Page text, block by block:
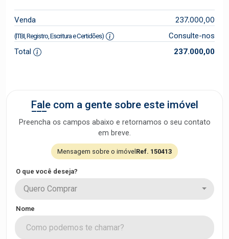
Venda 237.000,00
(ITBI, Registro, Escritura e Certidões)
Consulte-nos
Total
237.000,00
Fale com a gente sobre este imóvel
Preencha os campos abaixo e retornamos o seu contato
em breve.
Mensagem sobre o imóvel Ref. 150413
O que você deseja?
Quero Comprar
Nome